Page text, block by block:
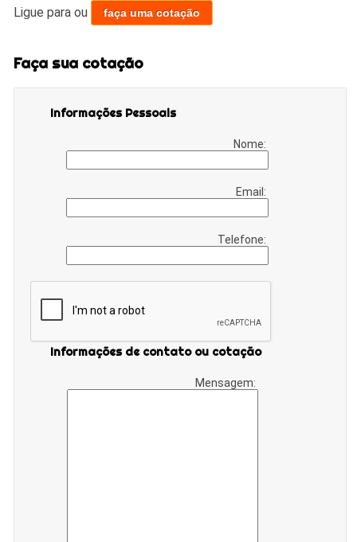
Ligue paraou faça uma cotação
Faça sua cotação
Informações Pessoais
Nome:
Email:
Telefone:
Informações de contato ou cotação
Mensagem: